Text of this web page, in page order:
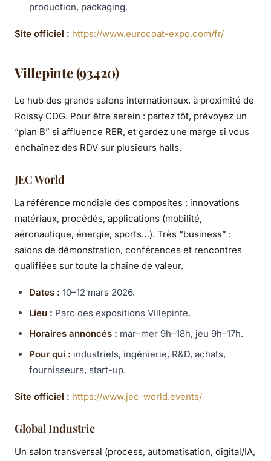
production, packaging.
Site officiel : https://www.eurocoat-expo.com/fr/
Villepinte (93420)
Le hub des grands salons internationaux, à proximité de
Roissy CDG. Pour être serein : partez tôt, prévoyez un
“plan B” si affluence RER, et gardez une marge si vous
enchaînez des RDV sur plusieurs halls.
JEC World
La référence mondiale des composites : innovations
matériaux, procédés, applications (mobilité,
aéronautique, énergie, sports…). Très “business” :
salons de démonstration, conférences et rencontres
qualifiées sur toute la chaîne de valeur.
Dates : 10–12 mars 2026.
Lieu : Parc des expositions Villepinte.
Horaires annoncés : mar–mer 9h–18h, jeu 9h–17h.
Pour qui : industriels, ingénierie, R&D, achats,
fournisseurs, start-up.
Site officiel : https://www.jec-world.events/
Global Industrie
Un salon transversal (process, automatisation, digital/IA,